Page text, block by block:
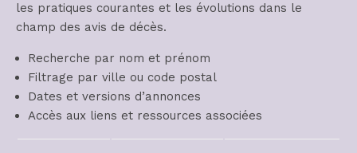
les pratiques courantes et les évolutions dans le
champ des avis de décès.
Recherche par nom et prénom
Filtrage par ville ou code postal
Dates et versions d’annonces
Accès aux liens et ressources associées